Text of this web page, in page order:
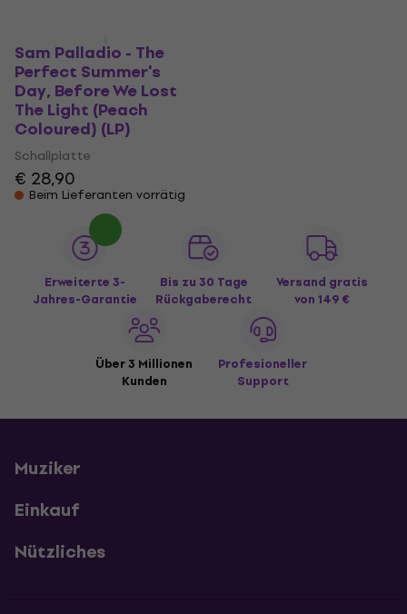
Sam Palladio - The
Perfect Summer's
Day, Before We Lost
The Light (Peach
Coloured) (LP)
Schallplatte
€ 28,90
Beim Lieferanten vorrätig
Erweiterte 3-
Jahres-Garantie
Bis zu 30 Tage
Rückgaberecht
Versand gratis
von 149 €
Über 3 Millionen
Kunden
Profesioneller
Support
Muziker
Einkauf
Nützliches